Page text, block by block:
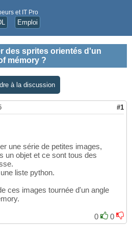
et IT Pro
Emploi
des sprites orientés d'un
mémory ?
à la discussion
#1
une série de petites images,
un objet et ce sont tous des
liste python.
ces images tournée d'un angle
0
0